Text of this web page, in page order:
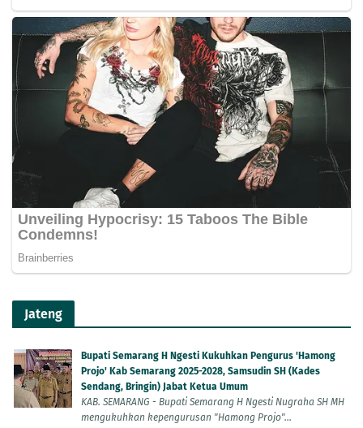
Jateng
Bupati Semarang H Ngesti Kukuhkan Pengurus 'Hamong
Projo' Kab Semarang 2025-2028, Samsudin SH (Kades
Sendang, Bringin) Jabat Ketua Umum
KAB. SEMARANG - Bupati Semarang H Ngesti Nugraha SH MH
mengukuhkan kepengurusan "Hamong Projo"...